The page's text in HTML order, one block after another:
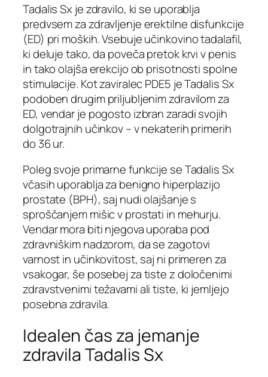
Tadalis Sx je zdravilo, ki se uporablja
predvsem za zdravljenje erektilne disfunkcije
(ED) pri moških. Vsebuje učinkovino tadalafil,
ki deluje tako, da poveča pretok krvi v penis
in tako olajša erekcijo ob prisotnosti spolne
stimulacije. Kot zaviralec PDE5 je Tadalis Sx
podoben drugim priljubljenim zdravilom za
ED, vendar je pogosto izbran zaradi svojih
dolgotrajnih učinkov – v nekaterih primerih
do 36 ur.
Poleg svoje primarne funkcije se Tadalis Sx
včasih uporablja za benigno hiperplazijo
prostate (BPH), saj nudi olajšanje s
sproščanjem mišic v prostati in mehurju.
Vendar mora biti njegova uporaba pod
zdravniškim nadzorom, da se zagotovi
varnost in učinkovitost, saj ni primeren za
vsakogar, še posebej za tiste z določenimi
zdravstvenimi težavami ali tiste, ki jemljejo
posebna zdravila.
Idealen čas za jemanje
zdravila Tadalis Sx